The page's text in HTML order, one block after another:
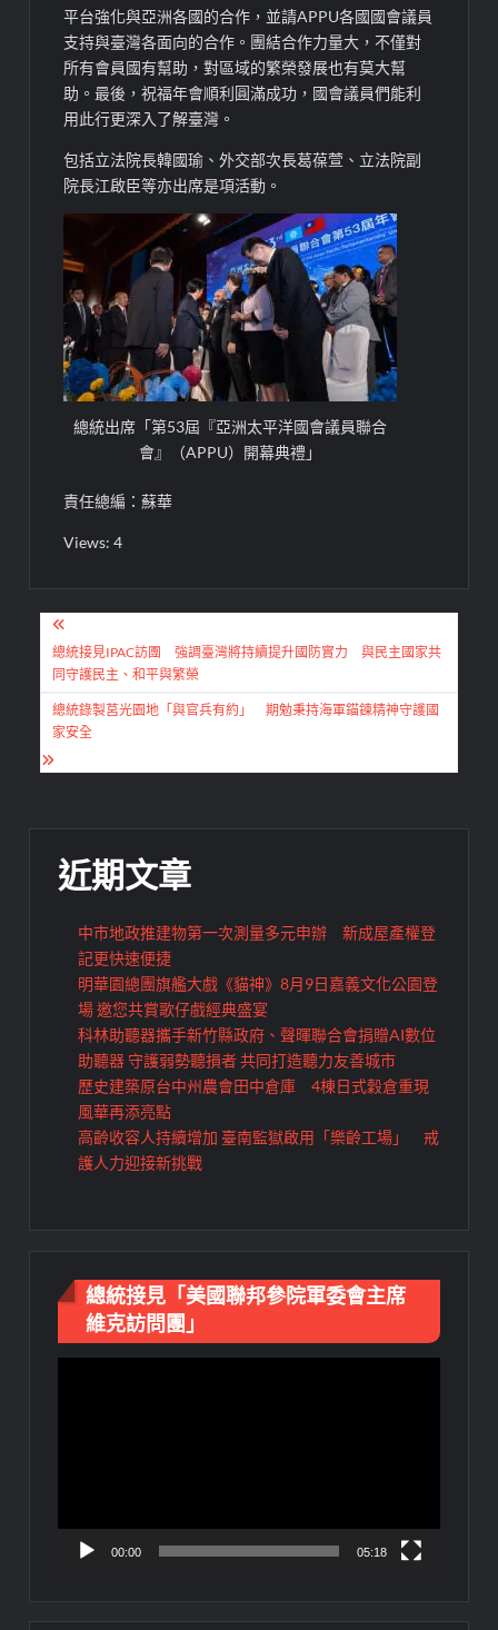
平台強化與亞洲各國的合作，並請APPU各國國會議員
支持與臺灣各面向的合作。團結合作力量大，不僅對
所有會員國有幫助，對區域的繁榮發展也有莫大幫
助。最後，祝福年會順利圓滿成功，國會議員們能利
用此行更深入了解臺灣。
包括立法院長韓國瑜、外交部次長葛葆萱、立法院副
院長江啟臣等亦出席是項活動。
總統出席「第53屆『亞洲太平洋國會議員聯合
會』（APPU）開幕典禮」
責任總編：蘇華
Views: 4
文
章
導
覽
總統接見IPAC訪團 強調臺灣將持續提升國防實力 與民主國家共
同守護民主、和平與繁榮
總統錄製莒光園地「與官兵有約」 期勉秉持海軍錨鍊精神守護國
家安全
近期文章
中市地政推建物第一次測量多元申辦 新成屋產權登
記更快速便捷
明華園總團旗艦大戲《貓神》8月9日嘉義文化公園登
場 邀您共賞歌仔戲經典盛宴
科林助聽器攜手新竹縣政府、聲暉聯合會捐贈AI數位
助聽器 守護弱勢聽損者 共同打造聽力友善城市
歷史建築原台中州農會田中倉庫 4棟日式穀倉重現
風華再添亮點
高齡收容人持續增加 臺南監獄啟用「樂齡工場」 戒
護人力迎接新挑戰
總統接見「美國聯邦參院軍委會主席
維克訪問團」
00:00 05:18